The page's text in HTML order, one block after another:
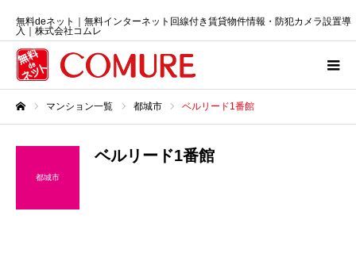
無料deネット｜無料インターネット回線付き賃貸物件情報・防犯カメラ設置導
入｜株式会社コムレ
マンション一覧 都城市 ベルリード1番館
都城市
ベルリード1番館